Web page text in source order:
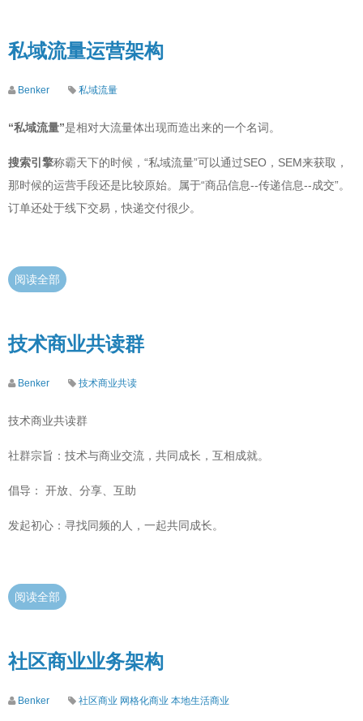
私域流量运营架构
Benker 私域流量
“私域流量”是相对大流量体出现而造出来的一个名词。
搜索引擎称霸天下的时候，“私域流量”可以通过SEO，SEM来获取，
那时候的运营手段还是比较原始。属于“商品信息--传递信息--成交”。
订单还处于线下交易，快递交付很少。
阅读全部
技术商业共读群
Benker 技术商业共读
技术商业共读群
社群宗旨：技术与商业交流，共同成长，互相成就。
倡导： 开放、分享、互助
发起初心：寻找同频的人，一起共同成长。
阅读全部
社区商业业务架构
Benker 社区商业 网格化商业 本地生活商业